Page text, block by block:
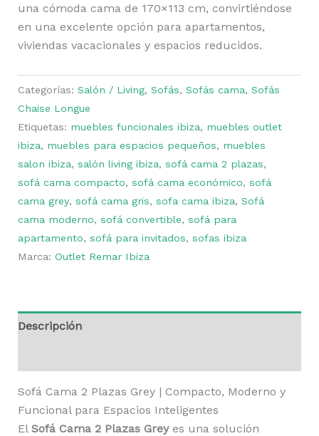
una cómoda cama de 170×113 cm, convirtiéndose
en una excelente opción para apartamentos,
viviendas vacacionales y espacios reducidos.
Categorías: Salón / Living, Sofás, Sofás cama, Sofás
Chaise Longue
Etiquetas: muebles funcionales ibiza, muebles outlet
ibiza, muebles para espacios pequeños, muebles
salon ibiza, salón living ibiza, sofá cama 2 plazas,
sofá cama compacto, sofá cama económico, sofá
cama grey, sofá cama gris, sofa cama ibiza, Sofá
cama moderno, sofá convertible, sofá para
apartamento, sofá para invitados, sofas ibiza
Marca: Outlet Remar Ibiza
Descripción
Sofá Cama 2 Plazas Grey | Compacto, Moderno y
Funcional para Espacios Inteligentes
El Sofá Cama 2 Plazas Greyes una solución